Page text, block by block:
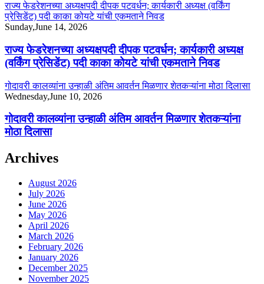
राज्य फेडरेशनच्या अध्यक्षपदी दीपक पटवर्धन; कार्यकारी अध्यक्ष (वर्किंग
प्रेसिडेंट) पदी काका कोयटे यांची एकमताने निवड
Sunday,June 14, 2026
राज्य फेडरेशनच्या अध्यक्षपदी दीपक पटवर्धन; कार्यकारी अध्यक्ष
(वर्किंग प्रेसिडेंट) पदी काका कोयटे यांची एकमताने निवड
गोदावरी कालव्यांना उन्हाळी अंतिम आवर्तन मिळणार शेतकऱ्यांना मोठा दिलासा
Wednesday,June 10, 2026
गोदावरी कालव्यांना उन्हाळी अंतिम आवर्तन मिळणार शेतकऱ्यांना
मोठा दिलासा
Archives
August 2026
July 2026
June 2026
May 2026
April 2026
March 2026
February 2026
January 2026
December 2025
November 2025